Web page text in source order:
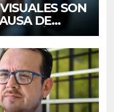
SON
DE
EN MÉXICO,
DEL